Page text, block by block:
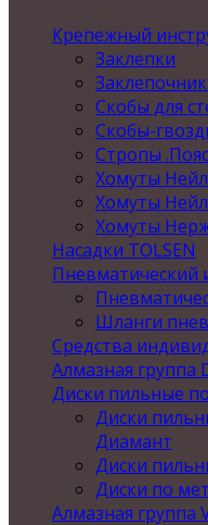
Крепежный
Заклепки
Скобы для
Скобы-
Стропы
Хомуты
Хомуты
Хомуты
Насадки TOLSEN
Пневматический
Шланги
Средства
Алмазная группа
Диски пильные
Диски
Диамант
Диски
Диски по
Алмазная группа